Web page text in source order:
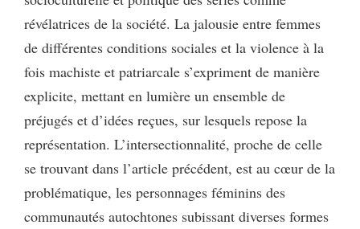
révélatrices de la société. La jalousie entre femmes
de différentes conditions sociales et la violence à la
fois machiste et patriarcale s’expriment de manière
explicite, mettant en lumière un ensemble de
préjugés et d’idées reçues, sur lesquels repose la
représentation. L’intersectionnalité, proche de celle
se trouvant dans l’article précédent, est au cœur de la
problématique, les personnages féminins des
communautés autochtones subissant diverses formes